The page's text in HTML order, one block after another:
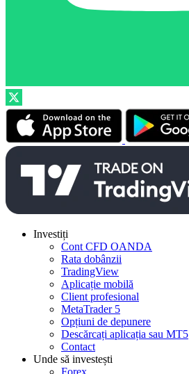
Investiți
Cont CFD OANDA
Rata dobânzii
TradingView
Aplicație mobilă
Client profesional
MetaTrader 5
Opțiuni de depunere
Descărcați aplicația sau MT5
Contact
Unde să investești